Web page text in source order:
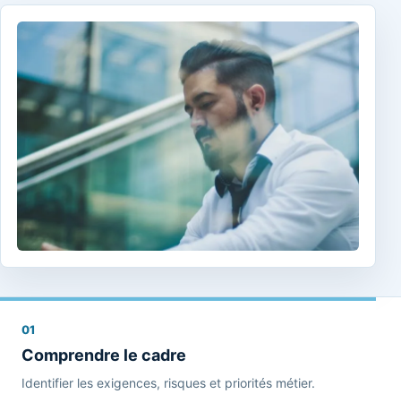
01
Comprendre le cadre
Identifier les exigences, risques et priorités métier.